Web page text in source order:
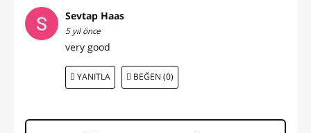
Sevtap Haas
5 yıl önce
very good
YANITLA BEĞEN (0)